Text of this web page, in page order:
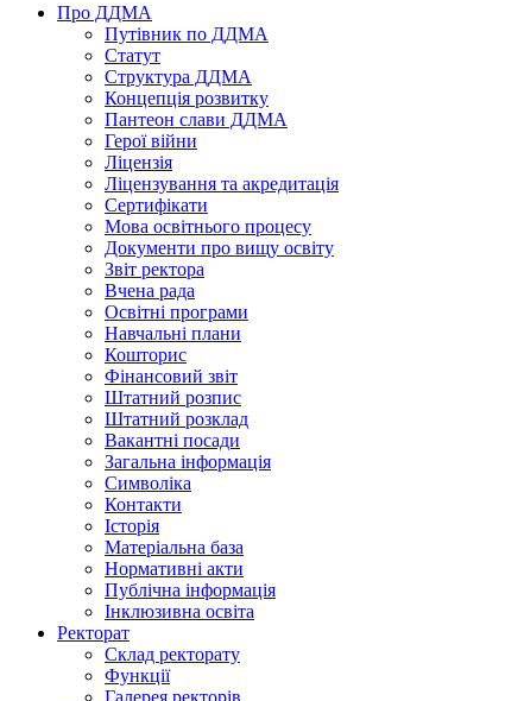
Про ДДМА
Путівник по ДДМА
Статут
Структура ДДМА
Концепція розвитку
Пантеон слави ДДМА
Герої війни
Ліцензія
Ліцензування та акредитація
Сертифікати
Мова освітнього процесу
Документи про вищу освіту
Звіт ректора
Вчена рада
Освітні програми
Навчальні плани
Кошторис
Фінансовий звіт
Штатний розпис
Штатний розклад
Вакантні посади
Загальна інформація
Символіка
Контакти
Історія
Матеріальна база
Нормативні акти
Публічна інформація
Інклюзивна освіта
Ректорат
Склад ректорату
Функції
Галерея ректорів